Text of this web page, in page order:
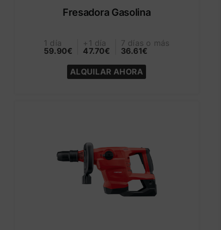
Fresadora Gasolina
1 día
59.90€
+1 día
47.70€
7 días o más
36.61€
ALQUILAR AHORA